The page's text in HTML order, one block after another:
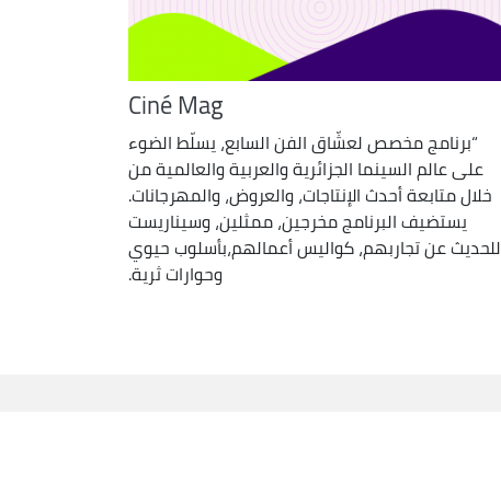
Ciné Mag
“برنامج مخصص لعشّاق الفن السابع، يسلّط الضوء
على عالم السينما الجزائرية والعربية والعالمية من
خلال متابعة أحدث الإنتاجات، والعروض، والمهرجانات.
يستضيف البرنامج مخرجين، ممثلين، وسيناريست
للحديث عن تجاربهم، كواليس أعمالهم،بأسلوب حيوي
وحوارات ثرية.